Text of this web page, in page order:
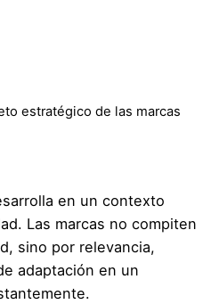
estratégico de las marcas
en un contexto
Las marcas no compiten
sino por relevancia,
adaptación en un